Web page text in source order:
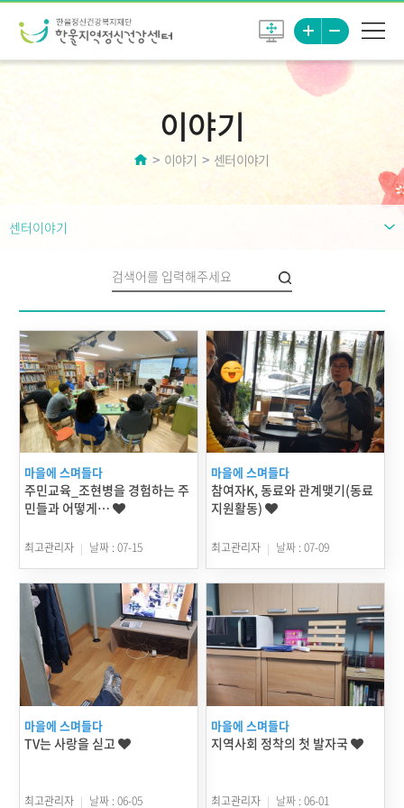
이야기
이야기 센터이야기
센터이야기
마을에 스며들다
주민교육_조현병을 경험하는 주
민들과 어떻게…
최고관리자 날짜 : 07-15
마을에 스며들다
참여자K, 동료와 관계맺기(동료
지원활동)
최고관리자 날짜 : 07-09
마을에 스며들다
TV는 사랑을 싣고
최고관리자 날짜 : 06-05
마을에 스며들다
지역사회 정착의 첫 발자국
최고관리자 날짜 : 06-01